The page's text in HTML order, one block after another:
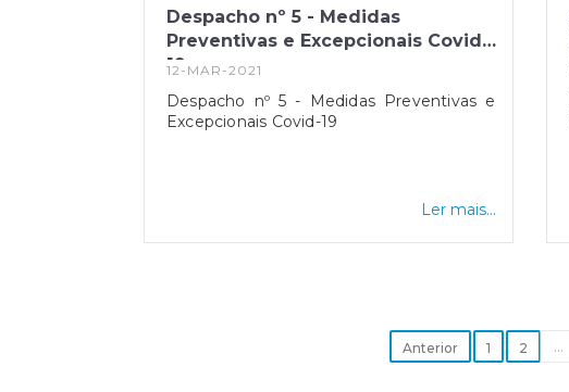
Despacho nº 5 - Medidas
Preventivas e Excepcionais Covid-
19
12-MAR-2021
Despacho nº 5 - Medidas Preventivas e
Excepcionais Covid-19
Ler mais...
Anterior 1 2 ...